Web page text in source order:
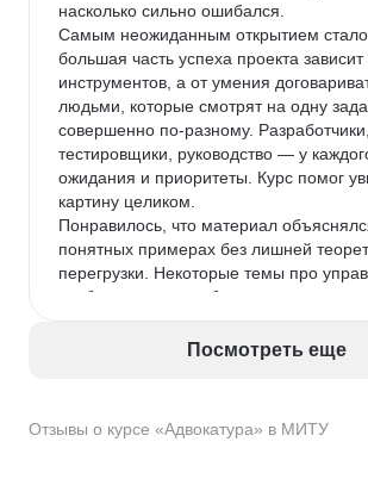
Отзывы о курсе «Адвокатура» в МИТУ
насколько сильно ошибался.
Самым неожиданным открытием стало
большая часть успеха проекта
инструментов, а от умения
людьми, которые смотрят на одну
совершенно по-разному. Разработчики,
тестировщики, руководство — у
ожидания и приоритеты. Курс помог
картину целиком.
Понравилось, что материал
понятных примерах без лишней
перегрузки. Некоторые темы про
требованиями и работу с рисками
сталкивался с такими ситуациями на
сдвинулись», уже не воспринимаю это
Посмотреть еще